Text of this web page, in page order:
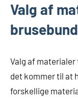
Valg af
Valg af materialer
det kommer til at
forskellige